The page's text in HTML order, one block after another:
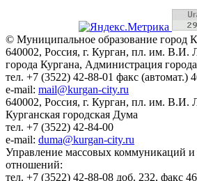
© Муниципальное образование город
640002, Россия, г. Курган, пл. им. В.И.
города Кургана, Администрация
тел. +7 (3522) 42-88-01 факс (автомат.)
e-mail: mail@kurgan-city.ru
640002, Россия, г. Курган, пл. им. В.И.
Курганская городская Дума
тел. +7 (3522) 42-84-00
e-mail: duma@kurgan-city.ru
Управление массовых коммуникаций
отношений:
тел. +7 (3522) 42-88-08 доб. 232, факс